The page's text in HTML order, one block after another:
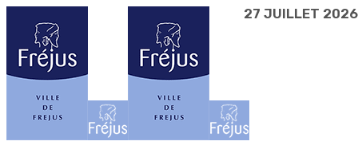
4 AOÛT 2026
3 AOÛT 2026
28 JUILLET 2026
28 JUILLET 2026
27 JUILLET 2026
27 JUILLET 2026